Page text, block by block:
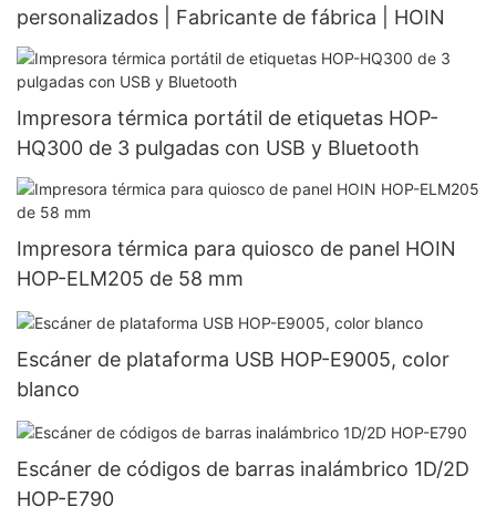
personalizados | Fabricante de fábrica | HOIN
Impresora térmica portátil de etiquetas HOP-
HQ300 de 3 pulgadas con USB y Bluetooth
Impresora térmica para quiosco de panel HOIN
HOP-ELM205 de 58 mm
Escáner de plataforma USB HOP-E9005, color
blanco
Escáner de códigos de barras inalámbrico 1D/2D
HOP-E790